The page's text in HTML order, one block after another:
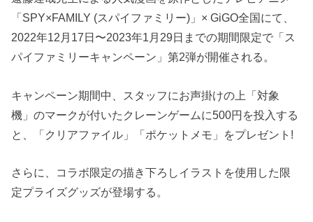
「SPY×FAMILY (スパイファミリー)」× GiGO全国にて、
2022年12月17日〜2023年1月29日までの期間限定で「ス
パイファミリーキャンペーン」第2弾が開催される。
キャンペーン期間中、スタッフにお声掛けの上「対象
機」のマークが付いたクレーンゲームに500円を投入する
と、「クリアファイル」「ポケットメモ」をプレゼント!
さらに、コラボ限定の描き下ろしイラストを使用した限
定プライズグッズが登場する。